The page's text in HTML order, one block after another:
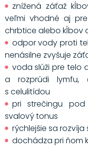
znížená záťaž
veľmi vhodné aj
chrbtice alebo kĺbov
odpor vody proti
nenásilne zvyšuje
voda slúži pre telo
a rozprúdi lymfu,
s celulitídou
pri strečingu
svalový tonus
rýchlejšie sa
dochádza pri ňom